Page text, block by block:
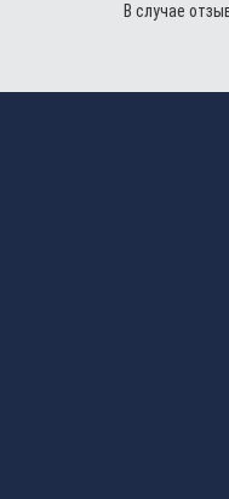
В случае